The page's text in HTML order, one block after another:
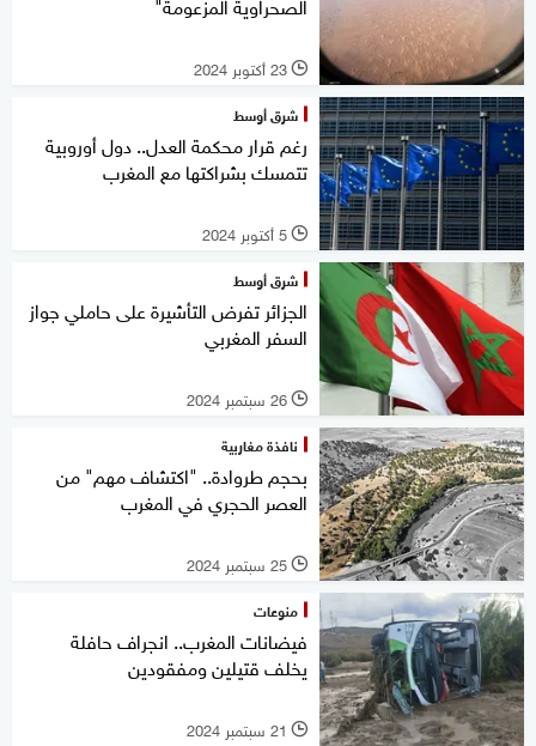
l 23 أكتوبر 2024
شرق أوسط
رغم قرار محكمة العدل.. دول أوروبية
تتمسك بشراكتها مع المغرب
l 5 أكتوبر 2024
شرق أوسط
الجزائر تفرض التأشيرة على حاملي جواز
السفر المغربي
l 26 سبتمبر 2024
نافذة مغاربية
بحجم طروادة.. "اكتشاف مهم" من
العصر الحجري في المغرب
l 25 سبتمبر 2024
منوعات
فيضانات المغرب.. انجراف حافلة
يخلف قتيلين ومفقودين
l 21 سبتمبر 2024